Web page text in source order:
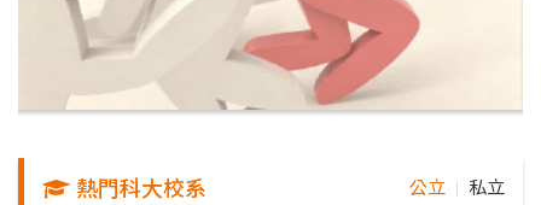
熱門科大校系 公立 私立